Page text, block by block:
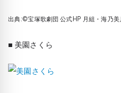
出典:©宝塚歌劇団 公式HP 月組・海乃美
■ 美園さくら